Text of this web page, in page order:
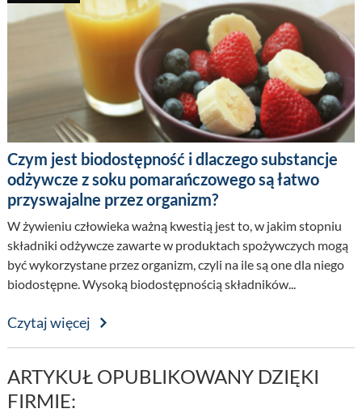
Czym jest biodostępność i dlaczego substancje
odżywcze z soku pomarańczowego są łatwo
przyswajalne przez organizm?
W żywieniu człowieka ważną kwestią jest to, w jakim stopniu
składniki odżywcze zawarte w produktach spożywczych mogą
być wykorzystane przez organizm, czyli na ile są one dla niego
biodostępne. Wysoką biodostępnością składników...
Czytaj więcej
ARTYKUŁ OPUBLIKOWANY DZIĘKI
FIRMIE: